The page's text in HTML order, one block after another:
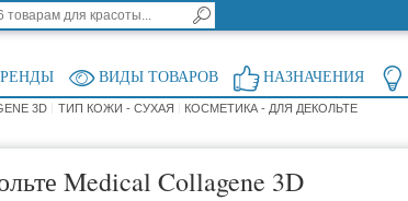
ВИДЫ ТОВАРОВ НАЗНАЧЕНИЯ
3D ТИП КОЖИ - СУХАЯ КОСМЕТИКА - ДЛЯ ДЕКОЛЬТЕ
Medical Collagene 3D